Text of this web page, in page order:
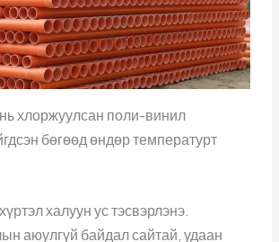
хлоржуулсан поли-винил
бөгөөд өндөр температурт
халуун ус тэсвэрлэнэ.
аюулгүй байдал сайтай, удаан